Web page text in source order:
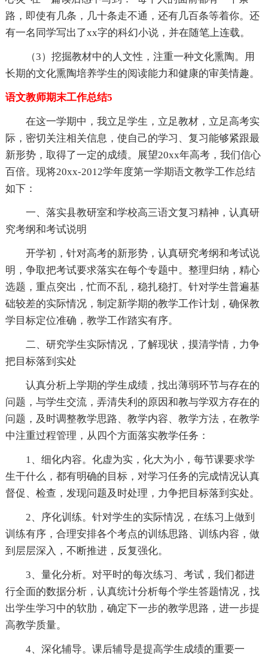
路，即使有几条，几十条走不通，还有几百条等着你。还
有一名同学写出了xx字的科幻小说，并在随笔上连载。
（3）挖掘教材中的人文性，注重一种文化熏陶。用
长期的文化熏陶培养学生的阅读能力和健康的审美情趣。
语文教师期末工作总结5
在这一学期中，我立足学生，立足教材，立足高考实
际，密切关注相关信息，使自己的学习、复习能够紧跟最
新形势，取得了一定的成绩。展望20xx年高考，我们信心
百倍。现将20xx-2012学年度第一学期语文教学工作总结
如下：
一、落实县教研室和学校高三语文复习精神，认真研
究考纲和考试说明
开学初，针对高考的新形势，认真研究考纲和考试说
明，争取把考试要求落实在每个专题中。整理归纳，精心
选题，重点突出，忙而不乱，稳扎稳打。针对学生普遍基
础较差的实际情况，制定新学期的教学工作计划，确保教
学目标定位准确，教学工作踏实有序。
二、研究学生实际情况，了解现状，摸清学情，力争
把目标落到实处
认真分析上学期的学生成绩，找出薄弱环节与存在的
问题，与学生交流，弄清失利的原因和教与学双方存在的
问题，及时调整教学思路、教学内容、教学方法，在教学
中注重过程管理，从四个方面落实教学任务：
1、细化内容。化虚为实，化大为小，每节课要求学
生干什么，都有明确的目标，对学习任务的完成情况认真
督促、检查，发现问题及时处理，力争把目标落到实处。
2、序化训练。针对学生的实际情况，在练习上做到
训练有序，合理安排各个考点的训练思路、训练内容，做
到层层深入，不断推进，反复强化。
3、量化分析。对平时的每次练习、考试，我们都进
行全面的数据分析，认真统计分析每个学生答题情况，找
出学生学习中的软肋，确定下一步的教学思路，进一步提
高教学质量。
4、深化辅导。课后辅导是提高学生成绩的重要一